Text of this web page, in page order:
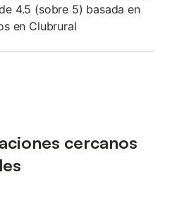
4.5 (sobre 5) basada en
en Clubrural
cercanos